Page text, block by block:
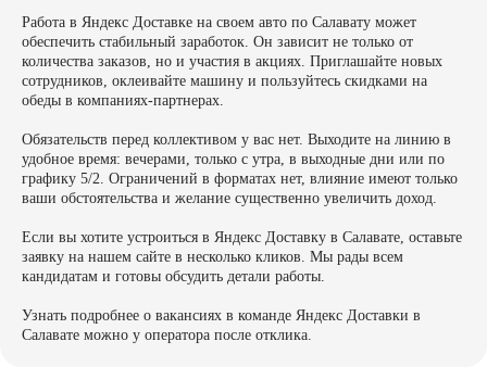
Работа в Яндекс Доставке на своем авто по Салавату может
обеспечить стабильный заработок. Он зависит не только от
количества заказов, но и участия в акциях. Приглашайте новых
сотрудников, оклеивайте машину и пользуйтесь скидками на
обеды в компаниях-партнерах.
Обязательств перед коллективом у вас нет. Выходите на линию в
удобное время: вечерами, только с утра, в выходные дни или по
графику 5/2. Ограничений в форматах нет, влияние имеют только
ваши обстоятельства и желание существенно увеличить доход.
Если вы хотите устроиться в Яндекс Доставку в Салавате, оставьте
заявку на нашем сайте в несколько кликов. Мы рады всем
кандидатам и готовы обсудить детали работы.
Узнать подробнее о вакансиях в команде Яндекс Доставки в
Салавате можно у оператора после отклика.